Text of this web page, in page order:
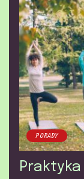
PORADY
Praktyka